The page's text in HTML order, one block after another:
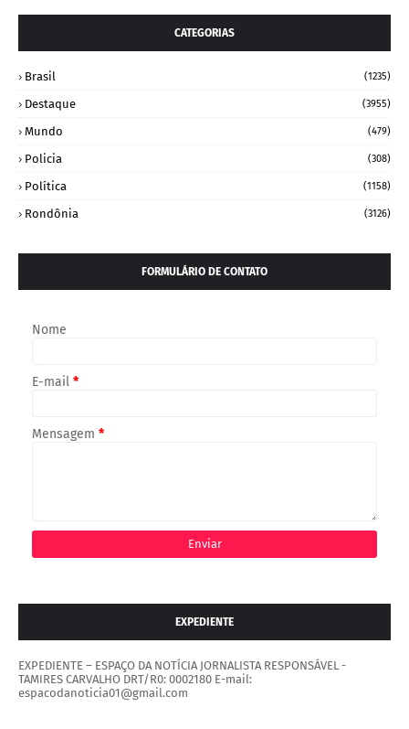
CATEGORIAS
Brasil (1235)
Destaque (3955)
Mundo (479)
Policia (308)
Política (1158)
Rondônia (3126)
FORMULÁRIO DE CONTATO
Nome
E-mail *
Mensagem *
EXPEDIENTE
EXPEDIENTE – ESPAÇO DA NOTÍCIA JORNALISTA RESPONSÁVEL -
TAMIRES CARVALHO DRT/R0: 0002180 E-mail:
espacodanoticia01@gmail.com